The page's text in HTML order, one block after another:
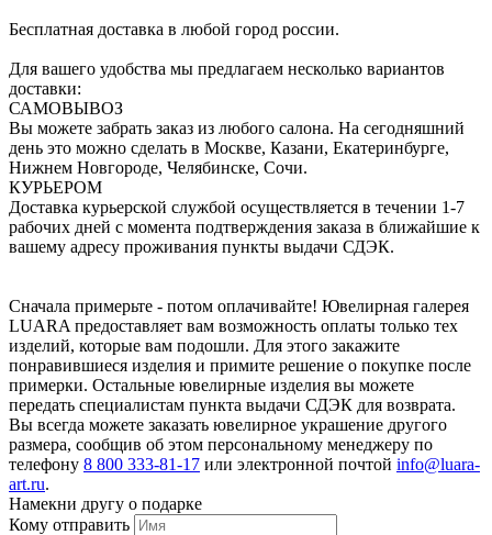
Бесплатная доставка в любой город россии.
Для вашего удобства мы предлагаем несколько вариантов
доставки:
САМОВЫВОЗ
Вы можете забрать заказ из любого салона. На сегодняшний
день это можно сделать в Москве, Казани, Екатеринбурге,
Нижнем Новгороде, Челябинске, Сочи.
КУРЬЕРОМ
Доставка курьерской службой осуществляется в течении 1-7
рабочих дней с момента подтверждения заказа в ближайшие к
вашему адресу проживания пункты выдачи СДЭК.
Сначала примерьте - потом оплачивайте! Ювелирная галерея
LUARA предоставляет вам возможность оплаты только тех
изделий, которые вам подошли. Для этого закажите
понравившиеся изделия и примите решение о покупке после
примерки. Остальные ювелирные изделия вы можете
передать специалистам пункта выдачи СДЭК для возврата.
Вы всегда можете заказать ювелирное украшение другого
размера, сообщив об этом персональному менеджеру по
телефону 8 800 333-81-17 или электронной почтой info@luara-
art.ru.
Намекни другу о подарке
Кому отправить